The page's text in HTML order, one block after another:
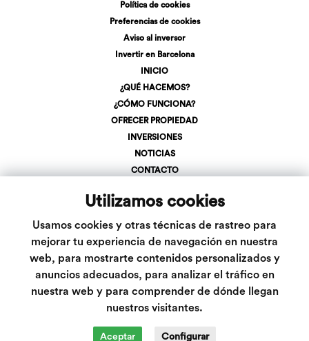
Utilizamos cookies
Usamos cookies y otras técnicas de rastreo para
mejorar tu experiencia de navegación en nuestra
web, para mostrarte contenidos personalizados y
anuncios adecuados, para analizar el tráfico en
nuestra web y para comprender de dónde llegan
nuestros visitantes.
Aceptar Configurar
Política de cookies
Preferencias de cookies
Aviso al inversor
Invertir en Barcelona
INICIO
¿QUÉ HACEMOS?
¿CÓMO FUNCIONA?
OFRECER PROPIEDAD
INVERSIONES
NOTICIAS
CONTACTO
LOGIN
+34 623 107 275
info@inveslar.com
Follow us